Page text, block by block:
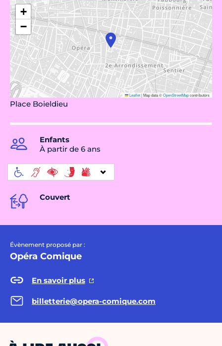
+
−
Leaflet|Map data ©OpenStreetMapcontributors
Place Boieldieu
Enfants
À partir de 6 ans
Couvert
Évènement proposé par :
Opéra Comique
En savoir plus
billetterie@opera-comique.com